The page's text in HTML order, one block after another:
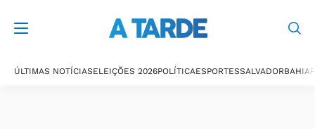
ÚLTIMAS NOTÍCIASELEIÇÕES 2026POLÍTICAESPORTESSALVADORBAHIA